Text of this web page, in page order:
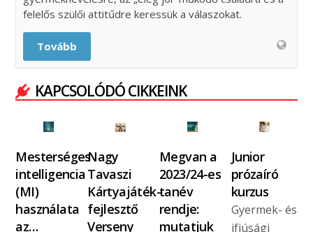
felelős szülői attitűdre keressük a válaszokat.
Tovább
KAPCSOLÓDÓ CIKKEINK
Mesterséges
intelligencia
(MI)
használata
az…
Nagy
Tavaszi
Kártyajáték-
fejlesztő
Verseny
Megvan a
2023/24-es
tanév
rendje:
mutatjuk
Junior
prózaíró
kurzus
Gyermek- és
ifjúsági